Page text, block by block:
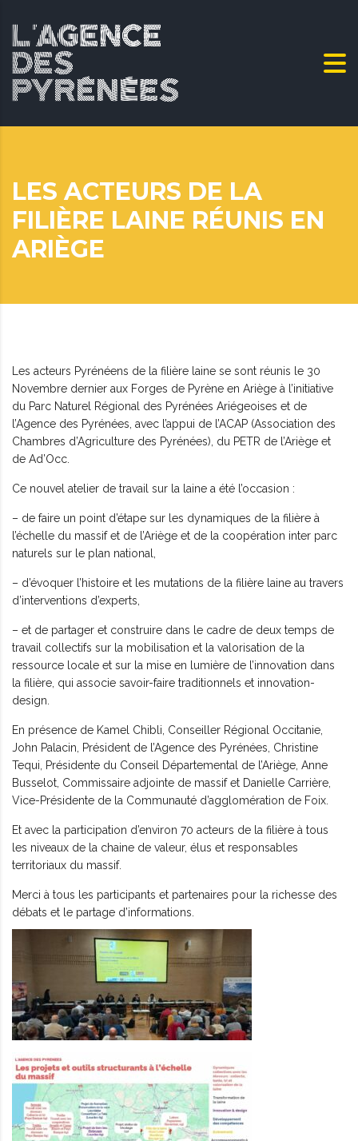
LES ACTEURS DE LA
FILIÈRE LAINE RÉUNIS EN
ARIÈGE
Les acteurs Pyrénéens de la filière laine se sont réunis le 30
Novembre dernier aux Forges de Pyrène en Ariège à l’initiative
du Parc Naturel Régional des Pyrénées Ariégeoises et de
l’Agence des Pyrénées, avec l’appui de l’ACAP (Association des
Chambres d’Agriculture des Pyrénées), du PETR de l’Ariège et
de Ad’Occ.
Ce nouvel atelier de travail sur la laine a été l’occasion :
– de faire un point d’étape sur les dynamiques de la filière à
l’échelle du massif et de l’Ariège et de la coopération inter parc
naturels sur le plan national,
– d’évoquer l’histoire et les mutations de la filière laine au travers
d’interventions d’experts,
– et de partager et construire dans le cadre de deux temps de
travail collectifs sur la mobilisation et la valorisation de la
ressource locale et sur la mise en lumière de l’innovation dans
la filière, qui associe savoir-faire traditionnels et innovation-
design.
En présence de Kamel Chibli, Conseiller Régional Occitanie,
John Palacin, Président de l’Agence des Pyrénées, Christine
Tequi, Présidente du Conseil Départemental de l’Ariège, Anne
Busselot, Commissaire adjointe de massif et Danielle Carrière,
Vice-Présidente de la Communauté d’agglomération de Foix.
Et avec la participation d’environ 70 acteurs de la filière à tous
les niveaux de la chaine de valeur, élus et responsables
territoriaux du massif.
Merci à tous les participants et partenaires pour la richesse des
débats et le partage d’informations.